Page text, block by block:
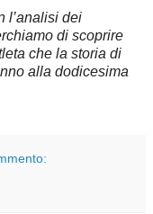
l’analisi dei
di scoprire
che la storia di
alla dodicesima